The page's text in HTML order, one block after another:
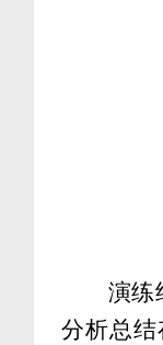
演练
分析总